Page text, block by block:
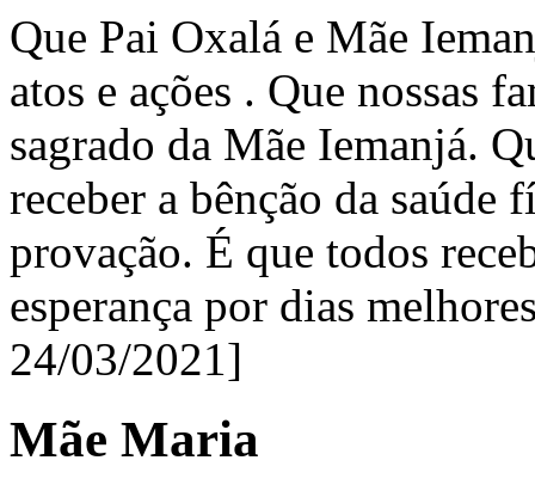
Que Pai Oxalá e Mãe
atos e ações . Que nossas
sagrado da Mãe Iemanjá.
receber a bênção da saúde
provação. É que todos
esperança por dias
24/03/2021]
Mãe Maria